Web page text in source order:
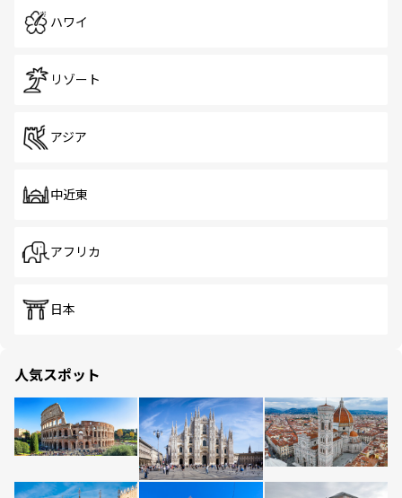
ハワイ
リゾート
アジア
中近東
アフリカ
日本
人気スポット